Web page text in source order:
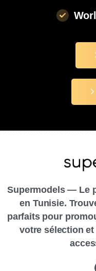
Supermodels — Le
en Tunisie.
parfaits pour
votre sélection